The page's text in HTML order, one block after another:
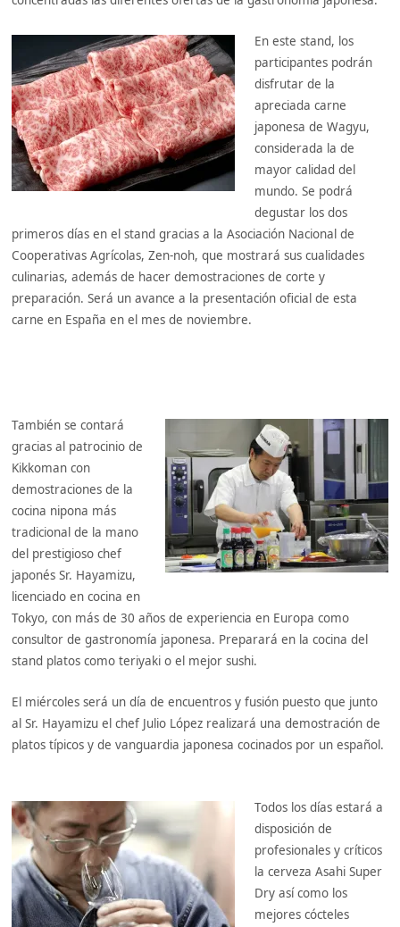
En este stand, los
participantes podrán
disfrutar de la
apreciada carne
japonesa de Wagyu,
considerada la de
mayor calidad del
mundo. Se podrá
degustar los dos
primeros días en el stand gracias a la Asociación Nacional de
Cooperativas Agrícolas, Zen-noh, que mostrará sus cualidades
culinarias, además de hacer demostraciones de corte y
preparación. Será un avance a la presentación oficial de esta
carne en España en el mes de noviembre.
También se contará
gracias al patrocinio de
Kikkoman con
demostraciones de la
cocina nipona más
tradicional de la mano
del prestigioso chef
japonés Sr. Hayamizu,
licenciado en cocina en
Tokyo, con más de 30 años de experiencia en Europa como
consultor de gastronomía japonesa. Preparará en la cocina del
stand platos como teriyaki o el mejor sushi.
El miércoles será un día de encuentros y fusión puesto que junto
al Sr. Hayamizu el chef Julio López realizará una demostración de
platos típicos y de vanguardia japonesa cocinados por un español.
Todos los días estará a
disposición de
profesionales y críticos
la cerveza Asahi Super
Dry así como los
mejores cócteles